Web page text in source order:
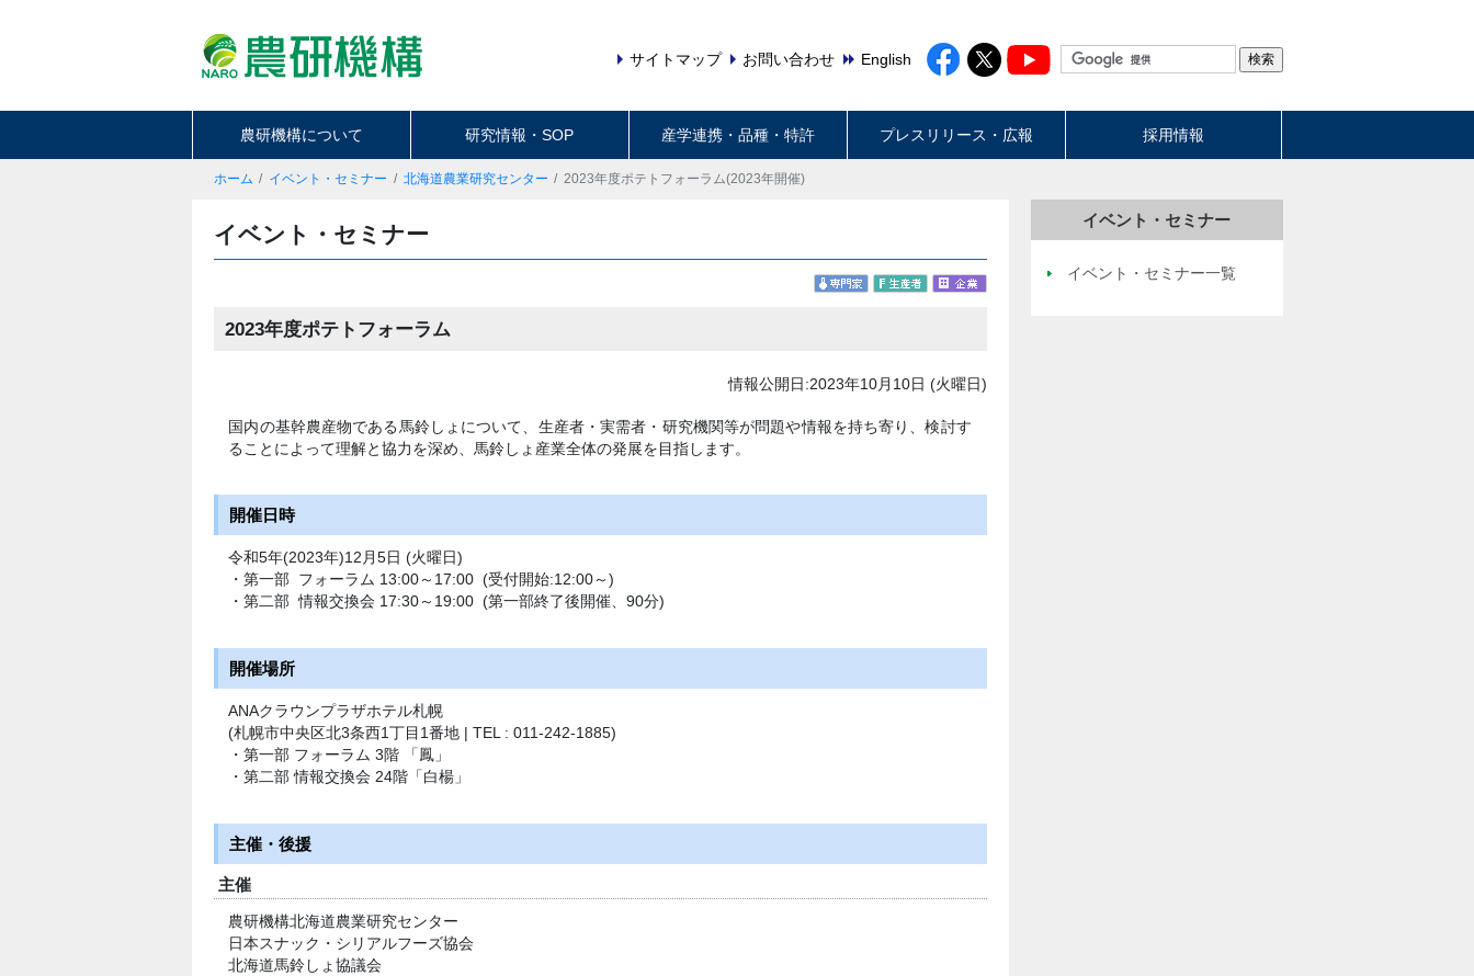
サイトマップ お問い合わせ English
農研機構について 研究情報・SOP 産学連携・品種・特許 プレスリリース・広報 採用情報
ホーム イベント・セミナー 北海道農業研究センター 2023年度ポテトフォーラム(2023年開催)
イベント・セミナー
2023年度ポテトフォーラム
情報公開日:2023年10月10日 (火曜日)
国内の基幹農産物である馬鈴しょについて、生産者・実需者・研究機関等が問題や情報を持ち寄り、検討す
ることによって理解と協力を深め、馬鈴しょ産業全体の発展を目指します。
開催日時
令和5年(2023年)12月5日 (火曜日)
・第一部 フォーラム 13:00～17:00 (受付開始:12:00～)
・第二部 情報交換会 17:30～19:00 (第一部終了後開催、90分)
開催場所
ANAクラウンプラザホテル札幌
(札幌市中央区北3条西1丁目1番地 | TEL : 011-242-1885)
・第一部 フォーラム 3階 「鳳」
・第二部 情報交換会 24階「白楊」
主催・後援
主催
農研機構北海道農業研究センター
日本スナック・シリアルフーズ協会
北海道馬鈴しょ協議会
イベント・セミナー
イベント・セミナー一覧